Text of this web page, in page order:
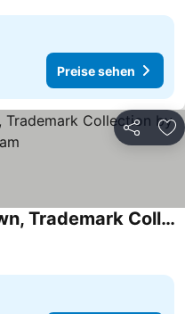
Preise sehen
Teilen
The Plaza Hotel Downtown, Trademark Collection by Wyndham